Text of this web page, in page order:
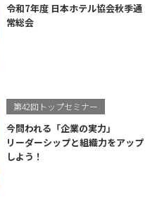
令和7年度 日本ホテル協会秋季通
常総会
第42回トップセミナー
今問われる「企業の実力」
リーダーシップと組織力をアップ
しよう！